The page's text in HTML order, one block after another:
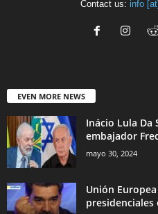
Contact us: info
EVEN MORE NEWS
Inácio Lula Da
embajador
mayo 30, 2024
Unión
presidenciales